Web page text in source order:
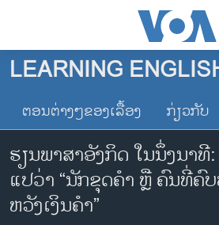
ເຂົ້າ
ຂ້າມ
ຂ້າມ
ໄປ
ຫາ
ຊອກ
ໂຮມເພຈ
ລາວ
ການເລືອກຕັ້ງ ປະທານາທີບໍດີ ສະຫະລັດ
ຂ່າວ​ຈີນ
LEARNING
ຕອນຕ່າງໆຂອງເລື້ອງ ກ່ຽວກັບ
ຮຽນພາສາອັງກິດ ໃນນຶ່ງນາທີ:
ແປວ່າ “ນັກຂຸດຄຳ ຫຼື ຄົນທີ່ຄົ
ຫວັງເງິນຄຳ”